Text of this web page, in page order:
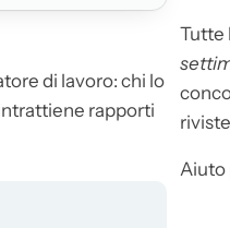
di lavoro: chi lo
rapporti
Tutte
Aiuto